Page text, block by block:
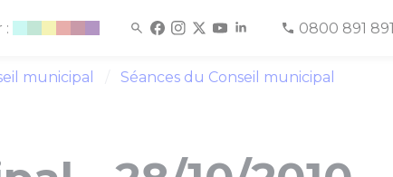
: 0800 891 891
municipal
Séances du Conseil municipal